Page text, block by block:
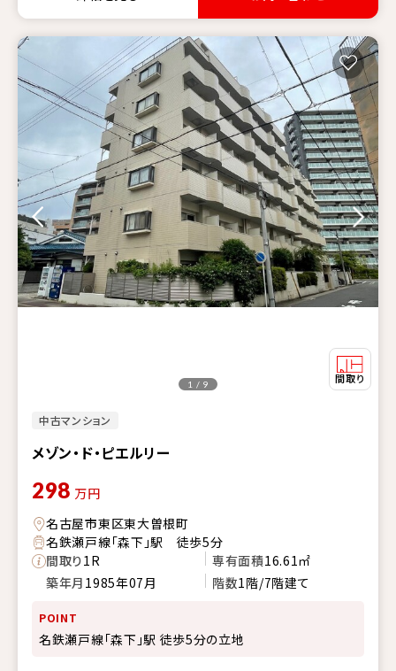
中古マンション
メゾン・ド・ピエルリー
1 / 9
298 万円
名古屋市東区東大曽根町
名鉄瀬戸線「森下」駅 徒歩5分
間取り1R 専有面積16.61㎡
築年月 1985年07月 階数1階/7階建て
POINT
名鉄瀬戸線「森下」駅 徒歩5分の立地